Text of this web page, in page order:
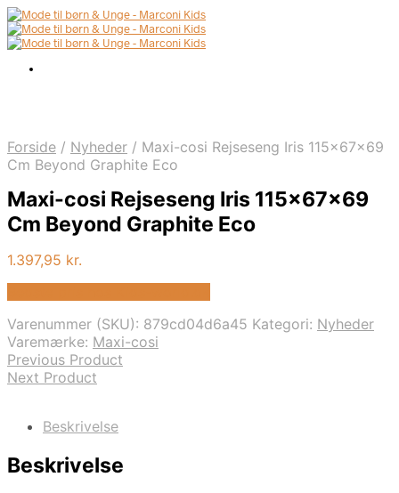
Forside / Nyheder / Maxi-cosi Rejseseng Iris 115x67x69
Cm Beyond Graphite Eco
Maxi-cosi Rejseseng Iris 115x67x69
Cm Beyond Graphite Eco
1.397,95 kr.
Varenummer (SKU): 879cd04d6a45 Kategori: Nyheder
Varemærke: Maxi-cosi
Previous Product
Next Product
Beskrivelse
Beskrivelse